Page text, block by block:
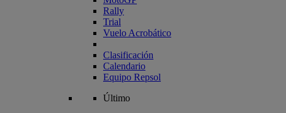
Rally
Trial
Vuelo Acrobático
Clasificación
Calendario
Equipo Repsol
Último